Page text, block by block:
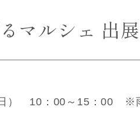
マルシェ 出展
） 10：00～15：00 ※